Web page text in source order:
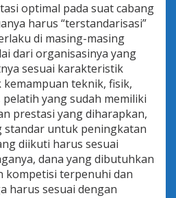
optimal pada suat cabang
harus “terstandarisasi”
di masing-masing
dari organisasinya yang
sesuai karakteristik
teknik, fisik,
yang sudah memiliki
prestasi yang diharapkan,
standar untuk peningkatan
diikuti harus sesuai
dana yang dibutuhkan
kompetisi terpenuhi dan
harus sesuai dengan